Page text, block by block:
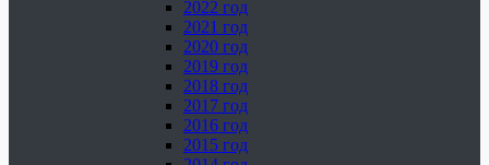
2022 год
2021 год
2020 год
2019 год
2018 год
2017 год
2016 год
2015 год